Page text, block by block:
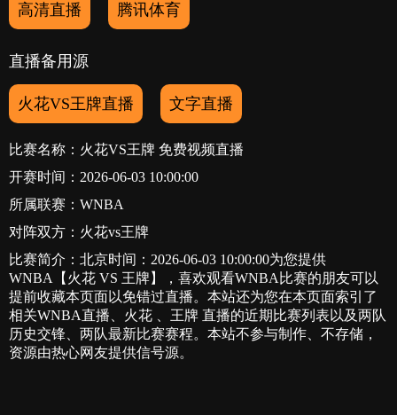
高清直播 腾讯体育
直播备用源
火花VS王牌直播 文字直播
比赛名称：火花VS王牌 免费视频直播
开赛时间：2026-06-03 10:00:00
所属联赛： WNBA
对阵双方：火花vs王牌
比赛简介：北京时间：2026-06-03 10:00:00为您提供
WNBA【火花 VS 王牌】，喜欢观看WNBA比赛的朋友可以
提前收藏本页面以免错过直播。本站还为您在本页面索引了
相关WNBA直播、火花 、王牌 直播的近期比赛列表以及两队
历史交锋、两队最新比赛赛程。本站不参与制作、不存储，
资源由热心网友提供信号源。